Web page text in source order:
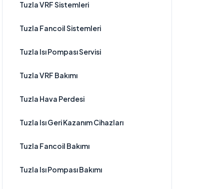
Tuzla VRF Sistemleri
Tuzla Fancoil Sistemleri
Tuzla Isı Pompası Servisi
Tuzla VRF Bakımı
Tuzla Hava Perdesi
Tuzla Isı Geri Kazanım Cihazları
Tuzla Fancoil Bakımı
Tuzla Isı Pompası Bakımı